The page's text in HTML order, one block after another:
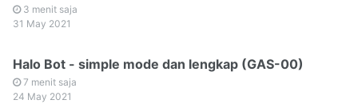
3 menit saja
31 May 2021
Halo Bot - simple mode dan lengkap (GAS-00)
7 menit saja
24 May 2021